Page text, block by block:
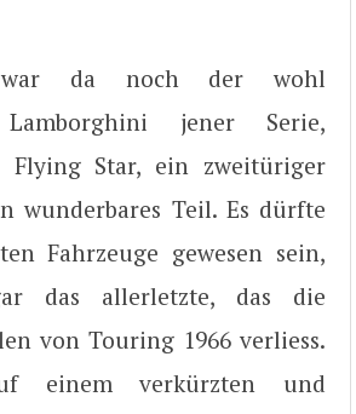
da noch der wohl
Lamborghini jener Serie,
Flying Star, ein zweitüriger
wunderbares Teil. Es dürfte
Fahrzeuge gewesen sein,
das allerletzte, das die
von Touring 1966 verliess.
einem verkürzten und